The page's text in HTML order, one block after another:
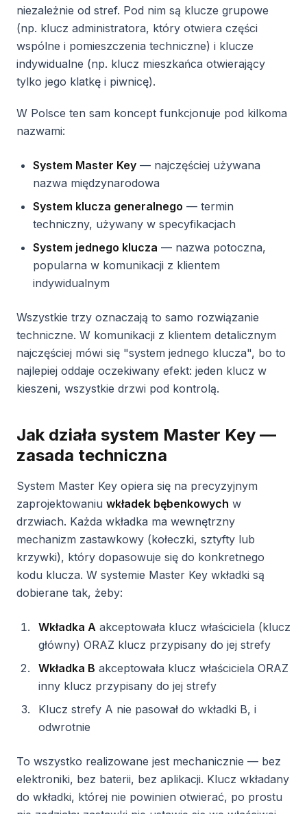
niezależnie od stref. Pod nim są klucze grupowe
(np. klucz administratora, który otwiera części
wspólne i pomieszczenia techniczne) i klucze
indywidualne (np. klucz mieszkańca otwierający
tylko jego klatkę i piwnicę).
W Polsce ten sam koncept funkcjonuje pod kilkoma
nazwami:
System Master Key — najczęściej używana
nazwa międzynarodowa
System klucza generalnego — termin
techniczny, używany w specyfikacjach
System jednego klucza — nazwa potoczna,
popularna w komunikacji z klientem
indywidualnym
Wszystkie trzy oznaczają to samo rozwiązanie
techniczne. W komunikacji z klientem detalicznym
najczęściej mówi się "system jednego klucza", bo to
najlepiej oddaje oczekiwany efekt: jeden klucz w
kieszeni, wszystkie drzwi pod kontrolą.
Jak działa system Master Key —
zasada techniczna
System Master Key opiera się na precyzyjnym
zaprojektowaniu wkładek bębenkowych w
drzwiach. Każda wkładka ma wewnętrzny
mechanizm zastawkowy (kołeczki, sztyfty lub
krzywki), który dopasowuje się do konkretnego
kodu klucza. W systemie Master Key wkładki są
dobierane tak, żeby:
Wkładka A akceptowała klucz właściciela (klucz
główny) ORAZ klucz przypisany do jej strefy
Wkładka B akceptowała klucz właściciela ORAZ
inny klucz przypisany do jej strefy
Klucz strefy A nie pasował do wkładki B, i
odwrotnie
To wszystko realizowane jest mechanicznie — bez
elektroniki, bez baterii, bez aplikacji. Klucz wkładany
do wkładki, której nie powinien otwierać, po prostu